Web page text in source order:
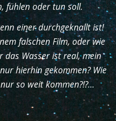
fühlen oder tun soll.
einer durchgeknallt ist!
falschen Film, oder wie
das Wasser ist real, mein
hierhin gekommen? Wie
so weit kommen?!?…